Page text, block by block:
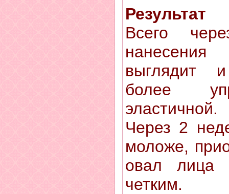
Результат
Всего
выглядит
более
эластичной.
Через 2
моложе,
овал лица
четким.